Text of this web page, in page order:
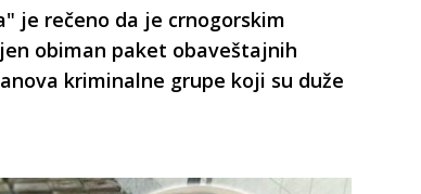
je rečeno da je crnogorskim
obiman paket obaveštajnih
kriminalne grupe koji su duže